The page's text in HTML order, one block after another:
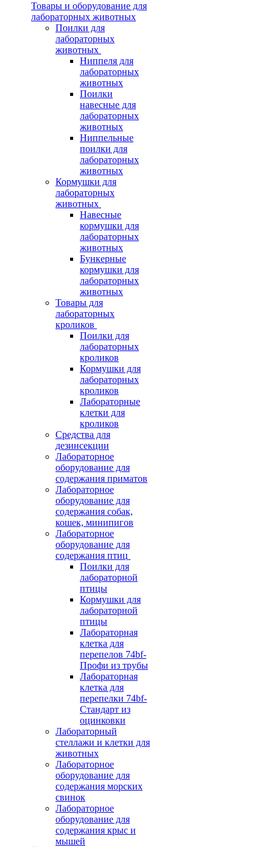
Товары и оборудование для
лабораторных животных
Поилки для
лабораторных
животных
Ниппеля для
лабораторных
животных
Поилки
навесные для
лабораторных
животных
Ниппельные
поилки для
лабораторных
животных
Кормушки для
лабораторных
животных
Навесные
кормушки для
лабораторных
животных
Бункерные
кормушки для
лабораторных
животных
Товары для
лабораторных
кроликов
Поилки для
лабораторных
кроликов
Кормушки для
лабораторных
кроликов
Лабораторные
клетки для
кроликов
Средства для
дезинсекции
Лабораторное
оборудование для
содержания приматов
Лабораторное
оборудование для
содержания собак,
кошек, минипигов
Лабораторное
оборудование для
содержания птиц
Поилки для
лабораторной
птицы
Кормушки для
лабораторной
птицы
Лабораторная
клетка для
перепелов 74bf-
Профи из трубы
Лабораторная
клетка для
перепелки 74bf-
Стандарт из
оцинковки
Лабораторный
стеллажи и клетки для
животных
Лабораторное
оборудование для
содержания морских
свинок
Лабораторное
оборудование для
содержания крыс и
мышей